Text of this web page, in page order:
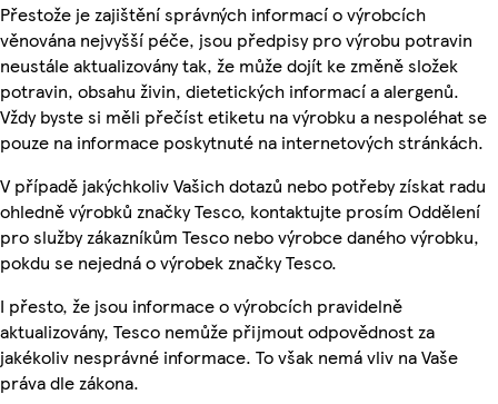
Přestože je zajištění správných informací o výrobcích
věnována nejvyšší péče, jsou předpisy pro výrobu potravin
neustále aktualizovány tak, že může dojít ke změně složek
potravin, obsahu živin, dietetických informací a alergenů.
Vždy byste si měli přečíst etiketu na výrobku a nespoléhat se
pouze na informace poskytnuté na internetových stránkách.
V případě jakýchkoliv Vašich dotazů nebo potřeby získat radu
ohledně výrobků značky Tesco, kontaktujte prosím Oddělení
pro služby zákazníkům Tesco nebo výrobce daného výrobku,
pokdu se nejedná o výrobek značky Tesco.
I přesto, že jsou informace o výrobcích pravidelně
aktualizovány, Tesco nemůže přijmout odpovědnost za
jakékoliv nesprávné informace. To však nemá vliv na Vaše
práva dle zákona.